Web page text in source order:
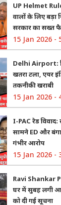
UP Helmet
वालों के लिए बड़ा
सरकार का सख्त
15 Jan 2026 -
Delhi Airport:
खतरा टला, एयर
तकनीकी खराबी
15 Jan 2026 -
I-PAC रेड
सामने ED और
गंभीर आरोप
15 Jan 2026 -
Ravi Shankar
घर में सुबह लगी
को दी गई सूचना